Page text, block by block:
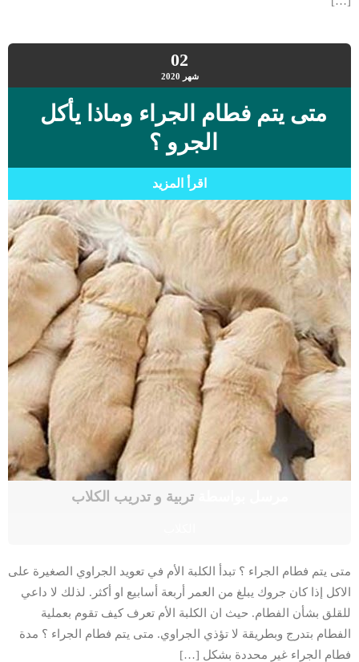
02
شهر 2020
متى يتم فطام الجراء وماذا يأكل
الجرو ؟
اقرأ المزيد
مرسل بواسطةتربية و تدريب الكلاب
متى يتم فطام الجراء ؟ تبدأ الكلبة الأم في تعويد الجراوي الصغيرة على
الاكل إذا كان جروك يبلغ من العمر أربعة أسابيع او أكثر. لذلك لا داعي
للقلق بشأن الفطام. حيث ان الكلبة الأم تعرف كيف تقوم بعملية
الفطام بتدرج وبطريقة لا تؤذي الجراوي. متى يتم فطام الجراء ؟ مدة
فطام الجراء غير محددة بشكل […]